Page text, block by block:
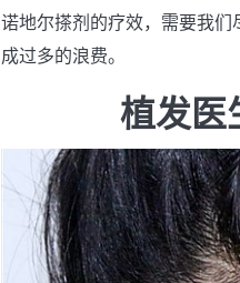
诺地尔搽剂的疗效，需要我
成过多的浪费。
植发医